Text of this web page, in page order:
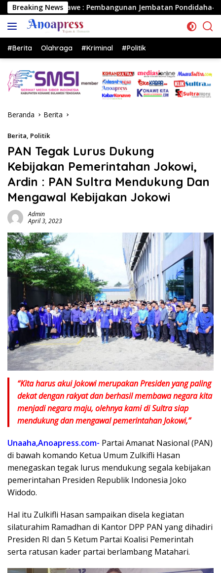
Langsung
ke
konten
Breaking News
Pembangunan Jembatan Pondidaha-Sabulakoa Sudah Lama
#Berita Olahraga #Kriminal #Politik
Beranda Berita
Berita, Politik
PAN Tegak Lurus Dukung
Kebijakan Pemerintahan Jokowi,
Ardin : PAN Sultra Mendukung Dan
Mengawal Kebijakan Jokowi
Admin
April 3, 2023
“Kita harus akui Jokowi merupakan Presiden yang paling
dekat dengan rakyat dan berhasil membawa negara kita
menjadi negara maju, olehnya kami di Sultra siap
mendukung dan mengawal pemerintahan Jokowi,”
Unaaha,Anoapress.com- Partai Amanat Nasional (PAN)
di bawah komando Ketua Umum Zulkifli Hasan
menegaskan tegak lurus mendukung segala kebijakan
pemerintahan Presiden Republik Indonesia Joko
Widodo.
Hal itu Zulkifli Hasan sampaikan disela kegiatan
silaturahim Ramadhan di Kantor DPP PAN yang dihadiri
Presiden RI dan 5 Ketum Partai Koalisi Pemerintah
serta ratusan kader partai berlambang Matahari.